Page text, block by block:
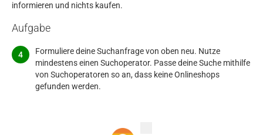
informieren und nichts kaufen.
Aufgabe
Formuliere deine Suchanfrage von oben neu. Nutze
mindestens einen Suchoperator. Passe deine Suche mithilfe
von Suchoperatoren so an, dass keine Onlineshops
gefunden werden.